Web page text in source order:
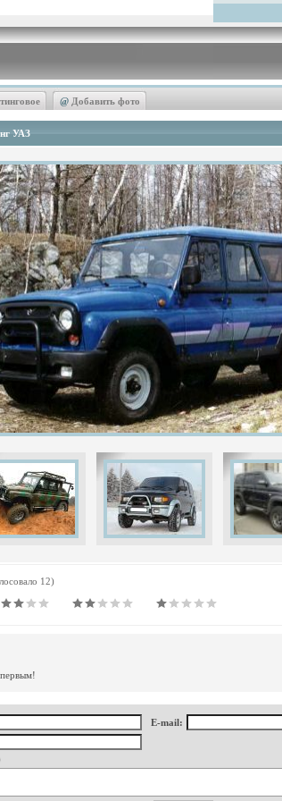
@ Добавить фото
УАЗ
12)
первым!
E-mail: